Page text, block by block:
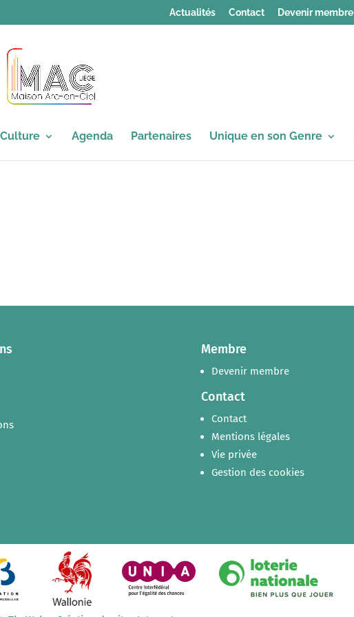
Actualités Contact Devenir membre
Culture Agenda Partenaires Unique en son Genre
Membre
Devenir membre
Contact
Contact
Mentions légales
Vie privée
Gestion des cookies